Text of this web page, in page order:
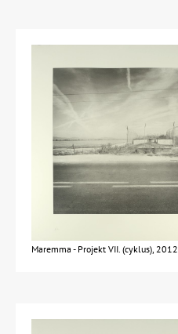
Maremma - Projekt VII. (cyklus), 2012